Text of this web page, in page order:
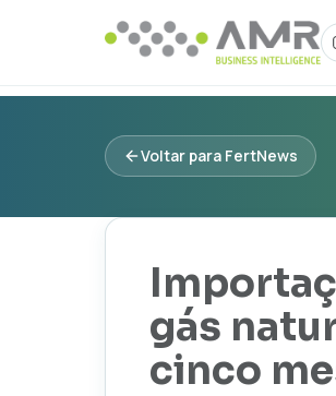
Voltar para FertNews
gás
cinco